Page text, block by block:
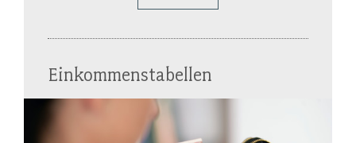
Einkommenstabellen